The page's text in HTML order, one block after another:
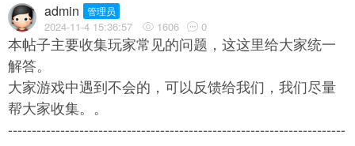
admin 管理员
2024-11-4 15:36:57  1606  0
本帖子主要收集玩家常见的问题，这这里给大家统一
解答。
大家游戏中遇到不会的，可以反馈给我们，我们尽量
帮大家收集。。
-----------------------------------------------------------------------